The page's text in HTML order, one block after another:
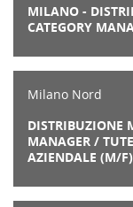
MILANO -
CATEGORY
Milano Nord
DISTRIBUZIONE
MANAGER /
AZIENDALE (M/F)